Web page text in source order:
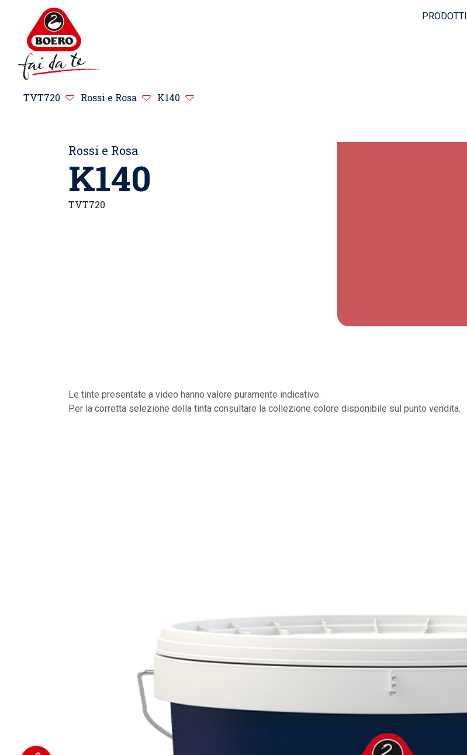
PRODOTTI
TVT720 Rossi e Rosa K140
Rossi e Rosa
K140
TVT720
Le tinte presentate a video hanno valore puramente indicativo.
Per la corretta selezione della tinta consultare la collezione colore disponibile sul punto vendita.